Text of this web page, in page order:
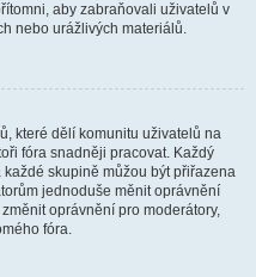
aby zabraňovali uživatelů v
nebo urážlivých materiálů.
které dělí komunitu uživatelů na
fóra snadněji pracovat. Každý
skupině můžou být přiřazena
jednoduše měnit oprávnění
oprávnění pro moderátory,
fóra.